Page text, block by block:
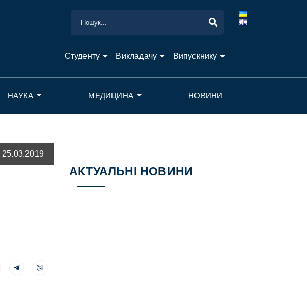
Студенту Викладачу Випускнику
НАУКА МЕДИЦИНА НОВИНИ
25.03.2019
АКТУАЛЬНІ НОВИНИ